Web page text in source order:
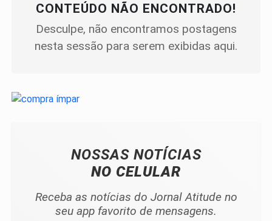
CONTEÚDO NÃO ENCONTRADO!
Desculpe, não encontramos postagens
nesta sessão para serem exibidas aqui.
NOSSAS NOTÍCIAS
NO CELULAR
Receba as notícias do Jornal Atitude no
seu app favorito de mensagens.